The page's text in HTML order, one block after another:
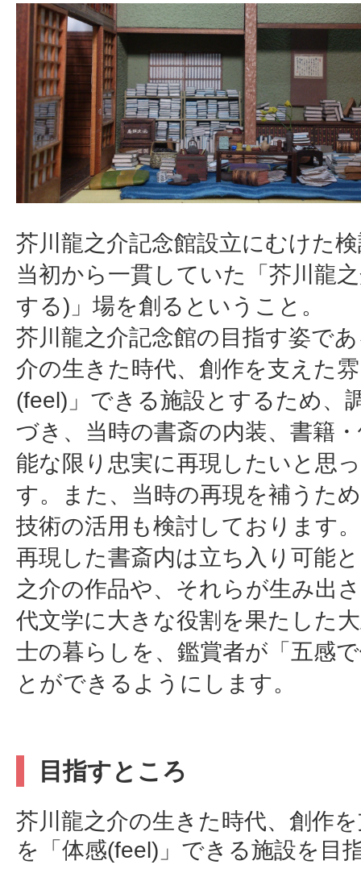
芥川龍之介記念館設立にむけた
当初から一貫していた「芥川龍
する)」場を創るということ。
芥川龍之介記念館の目指す姿で
介の生きた時代、創作を支えた
(feel)」できる施設とするため、
づき、当時の書斎の内装、書籍
能な限り忠実に再現したいと思
す。また、当時の再現を補うた
技術の活用も検討しております。
再現した書斎内は立ち入り可能
之介の作品や、それらが生み出
代文学に大きな役割を果たした
士の暮らしを、鑑賞者が「五感
とができるようにします。
目指すところ
芥川龍之介の生きた時代、創作
を「体感(feel)」できる施設を目